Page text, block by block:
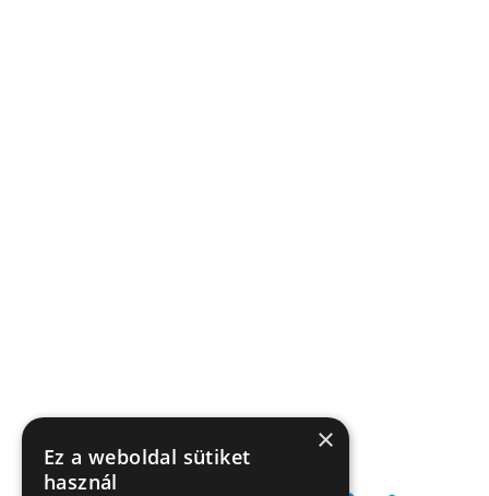
×
Ez a weboldal sütiket
használ